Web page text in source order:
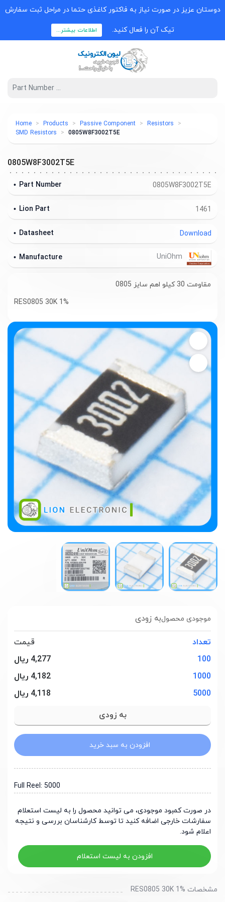
دوستان عزیز در صورت نیاز به فاکتور کاغذی حتما در مراحل ثبت سفارش
تیک آن را فعال کنید. اطلاعات بیشتر...
Home Products Passive Component
Resistors
SMD Resistors
0805W8F3002T5E
به زودیموجودی محصول
تعداد
قیمت
100
4,277 ریال
1000
4,182 ریال
5000
4,118 ریال
افزودن به سبد خرید
Full Reel: 5000
در صورت کمبود موجودی، می توانید محصول را به لیست استعلام
سفارشات خارجی اضافه کنید تا توسط کارشناسان بررسی و نتیجه
اعلام شود.
افزودن به لیست استعلام
0805W8F3002T5E
0805W8F3002T5E
Part Number
1461
Lion Part
Download
Datasheet
Manufacture
مقاومت 30 کیلو اهم سایز 0805
RES0805 30K 1%
مشخصات RES0805 30K 1%